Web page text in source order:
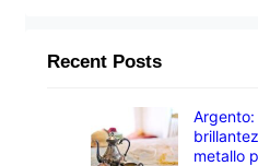
Recent Posts
Argento:
metallo